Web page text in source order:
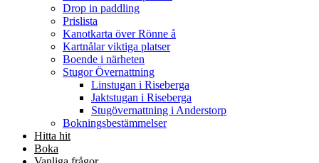
Drop in paddling
Prislista
Kanotkarta över Rönne å
Kartnålar viktiga platser
Boende i närheten
Stugor Övernattning
Linstugan i Riseberga
Jaktstugan i Riseberga
Stugövernattning i Anderstorp
Bokningsbestämmelser
Hitta hit
Boka